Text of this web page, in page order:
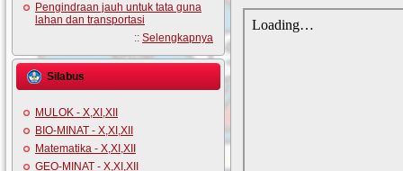
Pengindraan jauh untuk tata guna
lahan dan transportasi
:: Selengkapnya
Silabus
MULOK - X,XI,XII
BIO-MINAT - X,XI,XII
Matematika - X,XI,XII
GEO-MINAT - X,XI,XII